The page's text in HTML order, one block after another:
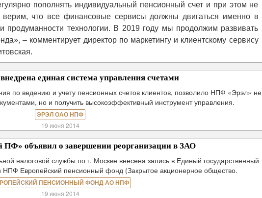
пополнять индивидуальный пенсионный счет и при этом не
что все финансовые сервисы должны двигаться именно в
продуманности технологии. В 2019 году мы продолжим развивать
– комментирует директор по маркетингу и клиентскому сервису
единая система управления счетами
по ведению и учету пенсионных счетов клиентов, позволило НПФ «Эрэл» не
но и получить высокоэффективный инструмент управления.
ЭРЭЛ ОАО НПФ
19 июня 2014
объявил о завершении реорганизации в ЗАО
налоговой службы по г. Москве внесена запись в Единый государственный
НПФ Европейский пенсионный фонд (Закрытое акционерное общество.
ПЕНСИОННЫЙ ФОНД АО НПФ
19 июня 2014